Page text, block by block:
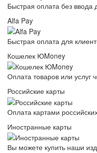
Быстрая оплата без ввода
Alfa Pay
Быстрая оплата для
Кошелек ЮMoney
Оплата товаров или услуг
Российские карты
Оплата картами
Иностранные карты
Вы можете купить наши